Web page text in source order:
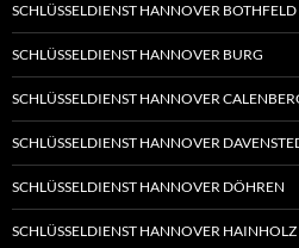
SCHLÜSSELDIENST HANNOVER BOTHFELD
SCHLÜSSELDIENST HANNOVER BURG
SCHLÜSSELDIENST HANNOVER
SCHLÜSSELDIENST HANNOVER
SCHLÜSSELDIENST HANNOVER DÖHREN
SCHLÜSSELDIENST HANNOVER HAINHOLZ